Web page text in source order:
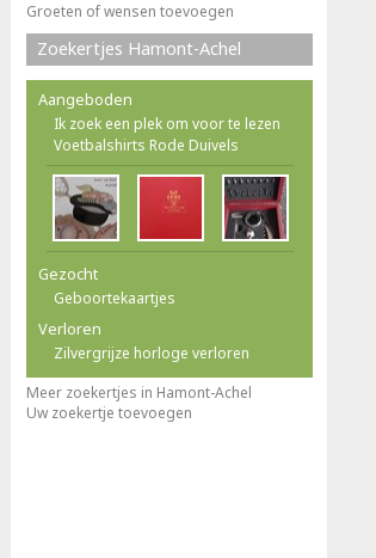
Groeten of wensen toevoegen
Zoekertjes Hamont-Achel
Aangeboden
Ik zoek een plek om voor te lezen
Voetbalshirts Rode Duivels
Gezocht
Geboortekaartjes
Verloren
Zilvergrijze horloge verloren
Meer zoekertjes in Hamont-Achel
Uw zoekertje toevoegen